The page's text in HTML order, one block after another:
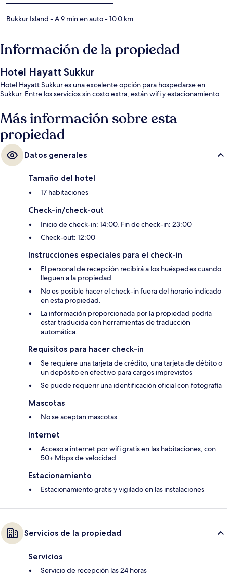
Bukkur Island - A 9 min en auto- 10.0 km
Información de la propiedad
Hotel Hayatt Sukkur
Hotel Hayatt Sukkur es una excelente opción para hospedarse en
Sukkur. Entre los servicios sin costo extra, están wifi y estacionamiento.
Más información sobre esta
propiedad
Datos generales
Tamaño del hotel
17 habitaciones
Check-in/check-out
Inicio de check-in: 14:00. Fin de check-in: 23:00
Check-out: 12:00
Instrucciones especiales para el check-in
El personal de recepción recibirá a los huéspedes cuando
lleguen a la propiedad.
No es posible hacer el check-in fuera del horario indicado
en esta propiedad.
La información proporcionada por la propiedad podría
estar traducida con herramientas de traducción
automática.
Requisitos para hacer check-in
Se requiere una tarjeta de crédito, una tarjeta de débito o
un depósito en efectivo para cargos imprevistos
Se puede requerir una identificación oficial con fotografía
Mascotas
No se aceptan mascotas
Internet
Acceso a internet por wifi gratis en las habitaciones, con
50+ Mbps de velocidad
Estacionamiento
Estacionamiento gratis y vigilado en las instalaciones
Servicios de la propiedad
Servicios
Servicio de recepción las 24 horas